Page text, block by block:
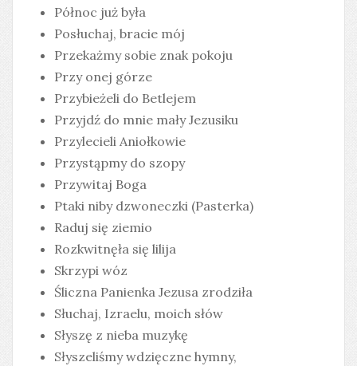
Północ już była
Posłuchaj, bracie mój
Przekażmy sobie znak pokoju
Przy onej górze
Przybieżeli do Betlejem
Przyjdź do mnie mały Jezusiku
Przylecieli Aniołkowie
Przystąpmy do szopy
Przywitaj Boga
Ptaki niby dzwoneczki (Pasterka)
Raduj się ziemio
Rozkwitnęła się lilija
Skrzypi wóz
Śliczna Panienka Jezusa zrodziła
Słuchaj, Izraelu, moich słów
Słyszę z nieba muzykę
Słyszeliśmy wdzięczne hymny,